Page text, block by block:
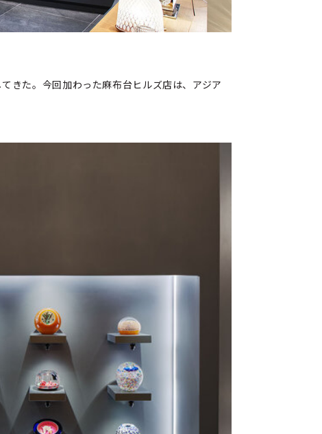
きた。今回加わった麻布台ヒルズ店は、アジア